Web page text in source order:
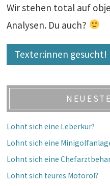
Wir stehen total auf
Analysen. Du auch?
Texter:innen gesucht!
Lohnt sich eine Leberkur?
Lohnt sich eine
Lohnt sich eine
Lohnt sich teures Motoröl?